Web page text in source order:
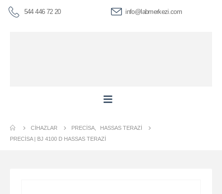
544 446 72 20 info@labmerkezi.com
CIHAZLAR PRECISA
HASSAS TERAZI
PRECİSA | BJ 4100 D HASSAS TERAZI